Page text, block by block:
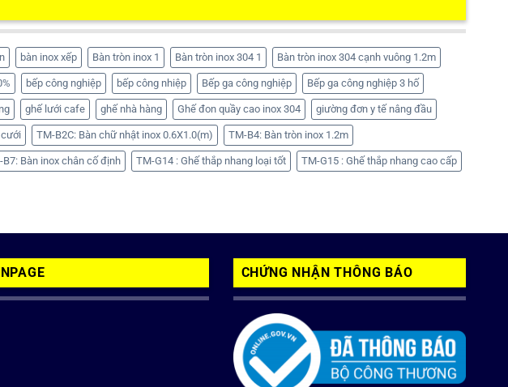
bàn inox xếp Bàn tròn inox 1 Bàn tròn inox 304 1 Bàn tròn inox 304 cạnh vuông 1.2m
bếp công nghiệp bếp công nhiệp Bếp ga công nghiệp Bếp ga công nghiệp 3 hố
ghế lưới cafe ghế nhà hàng Ghế đon quầy cao inox 304 giường đơn y tế nâng đầu
TM-B2C: Bàn chữ nhật inox 0.6X1.0(m) TM-B4: Bàn tròn inox 1.2m
B7: Bàn inox chân cố định TM-G14 : Ghế thắp nhang loại tốt TM-G15 : Ghế thắp nhang cao cấp
CHỨNG NHẬN THÔNG BÁO